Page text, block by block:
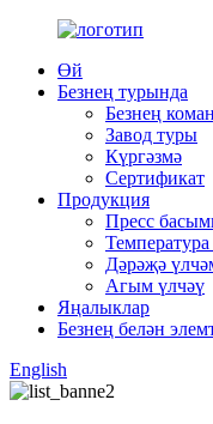
Өй
Безнең турында
Безнең
Завод туры
Күргәзмә
Сертификат
Продукция
Пресс
Дәрәҗә
Агым үлчәү
Яңалыклар
Безнең белән
English